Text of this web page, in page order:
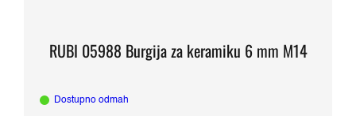
RUBI 05988 Burgija za keramiku 6 mm M14
Dostupno odmah